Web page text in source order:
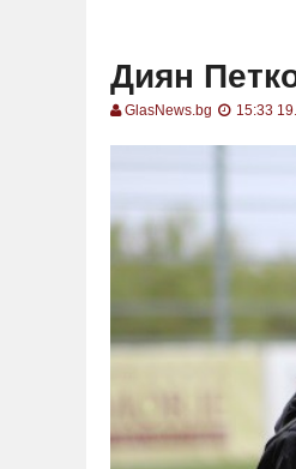
Диян
GlasNews.bg 15:33